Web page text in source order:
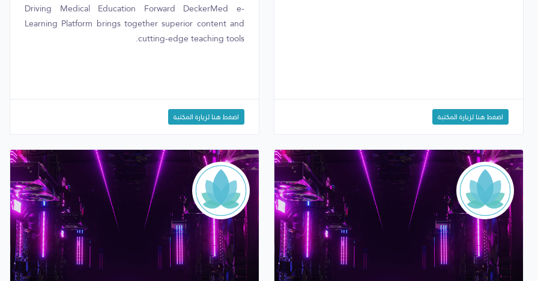
اضغط هنا لزيارة المكتبة
Driving Medical Education Forward DeckerMed e-
Learning Platform brings together superior content and
cutting-edge teaching tools.
اضغط هنا لزيارة المكتبة